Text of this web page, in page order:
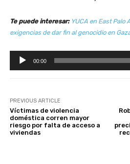
Te puede interesar: YUCA en East Palo
exigencias de dar fin al genocidio en
o
d
u
c
00:00
PREVIOUS ARTICLE
Víctimas de violencia
doméstica corren mayor
riesgo por falta de acceso a
viviendas